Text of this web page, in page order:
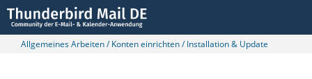
Allgemeines Arbeiten / Konten einrichten / Installation & Update